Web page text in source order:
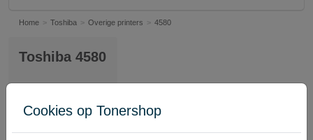
Home Toshiba Overige printers 4580
Toshiba 4580
Toshiba cartridges
Cookies op Tonershop